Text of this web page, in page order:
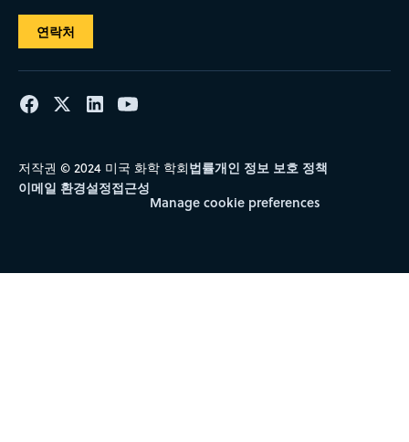
연락처
저작권 © 2024 미국 화학 학회법률개인 정보 보호 정책
이메일 환경설정접근성
Manage cookie preferences